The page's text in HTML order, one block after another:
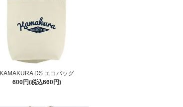
KAMAKURA DS エコバッグ
600円(税込660円)